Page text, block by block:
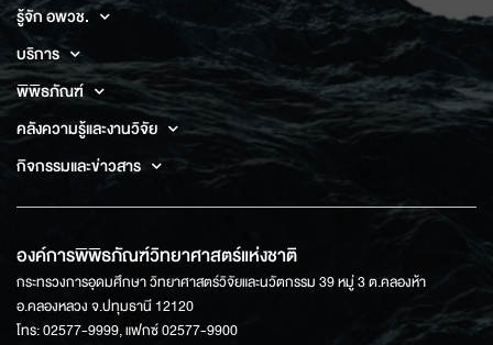
รู้จัก อพวช.
บริการ
พิพิธภัณฑ์
คลังความรู้และงานวิจัย
กิจกรรมและข่าวสาร
องค์การพิพิธภัณฑ์วิทยาศาสตร์แห่งชาติ
กระทรวงการอุดมศึกษา วิทยาศาสตร์วิจัยและนวัตกรรม 39 หมู่ 3 ต.คลองห้า
อ.คลองหลวง จ.ปทุมธานี 12120
โทร: 02577-9999, แฟกซ์ 02577-9900